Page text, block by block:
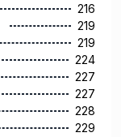
216
219
219
224
227
227
228
229